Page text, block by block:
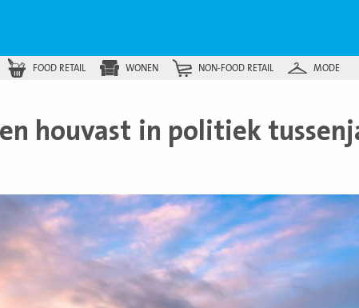
FOOD RETAIL WONEN NON-FOOD RETAIL MODE
houvast in politiek